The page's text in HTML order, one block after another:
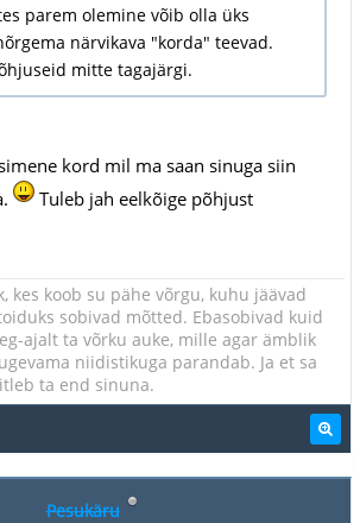
parem olemine võib olla üks
närvikava "korda" teevad.
mitte tagajärgi.
kord mil ma saan sinuga siin
Tuleb jah eelkõige põhjust
kes koob su pähe võrgu, kuhu jäävad
sobivad mõtted. Ebasobivad kuid
ajalt ta võrku auke, mille agar ämblik
niidistikuga parandab. Ja et sa
ta end sinuna.
Pesukäru